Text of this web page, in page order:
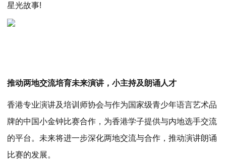
星光故事!
推动两地交流培育未来演讲，小主持及朗诵人才
香港专业演讲及培训师协会与作为国家级青少年语言艺术品
牌的中国小金钟比赛合作，为香港学子提供与内地选手交流
的平台。未来将进一步深化两地交流与合作，推动演讲朗诵
比赛的发展。